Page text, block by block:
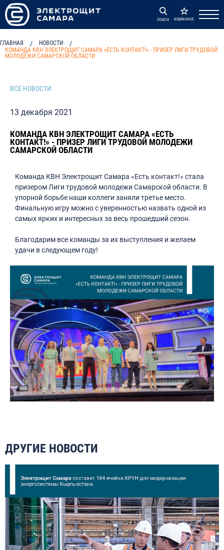
ПОИСК ИЗБРАННОЕ
ГЛАВНАЯ / НОВОСТИ /
КОМАНДА КВН ЭЛЕКТРОЩИТ САМАРА «ЕСТЬ КОНТАКТ!» - ПРИЗЕР ЛИГИ ТРУДОВОЙ
МОЛОДЕЖИ САМАРСКОЙ ОБЛАСТИ
ВСЕ НОВОСТИ
13 декабря 2021
КОМАНДА КВН ЭЛЕКТРОЩИТ САМАРА «ЕСТЬ
КОНТАКТ!» - ПРИЗЕР ЛИГИ ТРУДОВОЙ МОЛОДЕЖИ
САМАРСКОЙ ОБЛАСТИ
Команда КВН Электрощит Самара «Есть контакт!» стала
призером Лиги трудовой молодежи Самарской области. В
упорной борьбе наши коллеги заняли третье место.
Финальную игру можно с уверенностью назвать одной из
самых ярких и интересных за весь прошедший сезон.
Благодарим все команды за их выступления и желаем
удачи в следующем году!
ДРУГИЕ НОВОСТИ